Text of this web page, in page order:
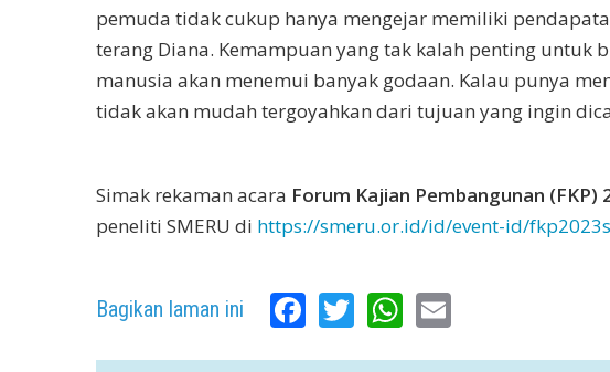
pemuda tidak cukup hanya mengejar memiliki
terang Diana. Kemampuan yang tak kalah penting untuk
manusia akan menemui banyak godaan. Kalau punya
tidak akan mudah tergoyahkan dari tujuan yang ingin
Simak rekaman acara Forum Kajian Pembangunan (FKP)
peneliti SMERU di https://smeru.or.id/id/event-id/
Bagikan laman ini Facebook
TwitterWhatsApp